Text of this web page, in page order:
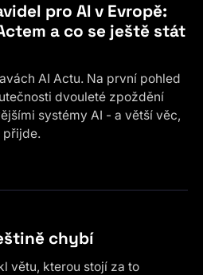
pro AI v Evropě:
a co se ještě stát
AI Actu. Na první pohled
dvouleté zpoždění
systémy AI - a větší věc,
přijde.
chybí
větu, kterou stojí za to